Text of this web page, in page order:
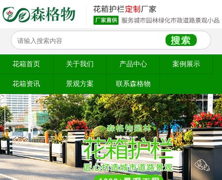
花箱首页 关于我们 产品中心 案例展示
花箱资讯 景观方案 联系森格物